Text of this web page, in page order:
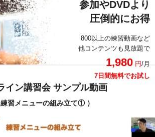
参加やDVDより
圧倒的にお得
800以上の練習動画など
他コンテンツも見放題で
1,980 円/月
7日間無料でお試し
イン講習会 サンプル動画
練習メニューの組み立て① ）